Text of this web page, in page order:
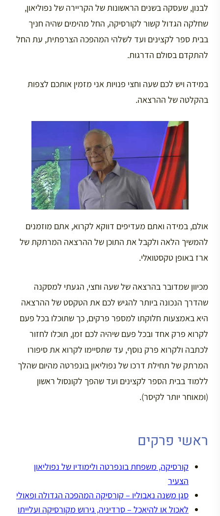
לבנון, שעסקה בשנים הראשונות של הקריירה של נפוליאון,
שחלקה הגדול קשור לקורסיקה, החל מהימים שהיה חניך
בבית ספר לקצינים ועד לשלהי המהפכה הצרפתית, עת החל
להתקדם בסולם הדרגות.
במידה ויש לכם שעה וחצי פנויות אני מזמין אותכם לצפות
בהקלטה של ההרצאה.
אולם, במידה ואתם מעדיפים דווקא לקרוא, אתם מוזמנים
להמשיך הלאה ולקבל את התוכן של ההרצאה המרתקת של
ארז באופן טקסטואלי.
מכיוון שמדובר בהרצאה של שעה וחצי, הגעתי למסקנה
שהדרך הנכונה ביותר להגיש לכם את הטקסט של ההרצאה
היא באמצעות חלוקתו למספר פרקים, כך שתוכלו בכל פעם
לקרוא פרק אחד ובכל פעם שיהיה לכם זמן, תוכלו לחזור
לכתבה ולקרוא פרק נוסף, עד שתסיימו לקרוא את סיפורו
המרתק של תחילת דרכו של נפוליאון בונפרטה מהיום שהלך
ללמוד בבית הספר לקצינים ועד שהפך לקונסול ראשון
(ומאוחר יותר לקיסר).
ראשי פרקים
קורסיקה, משפחת בונפרטה ולימודיו של נפוליאון
הצעיר
סגן משנה נאבוליו – קורסיקה המהפכה הגדולה ופאולי
לאכול או להיאכל – סרדיניה, גירוש מקורסיקה ועלייתו